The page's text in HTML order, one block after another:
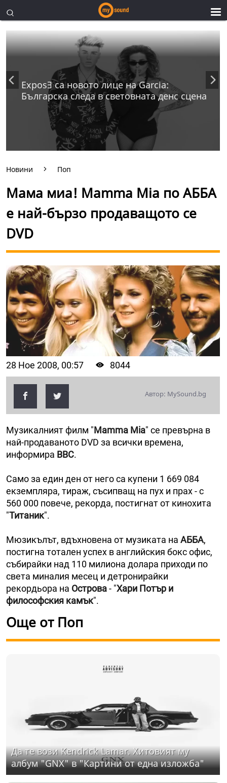
ExposƎ са новото лице на Garcia:
Българска следа в световната денс сцена
Новини Поп
Мама миа! Mamma Mia по АББА
е най-бързо продаващото се
DVD
28 Ное 2008, 00:57 8044
Автор: MySound.bg
Музикалният филм "Mamma Mia" се превърна в
най-продаваното DVD за всички времена,
информира BBC.
Само за един ден от него са купени 1 669 084
екземпляра, тираж, съсипващ на пух и прах - с
560 000 повече, рекорда, постигнат от кинохита
"Титаник".
Мюзикълът, вдъхновена от музиката на АББА,
постигна тотален успех в английския бокс офис,
събирайки над 110 милиона долара приходи по
света миналия месец и детронирайки
рекордьора на Острова- "Хари Потър и
философския камък".
Още от Поп
Да те вози Kendrick Lamar. Хитовият му
албум "GNX" в "Картини от една изложба"